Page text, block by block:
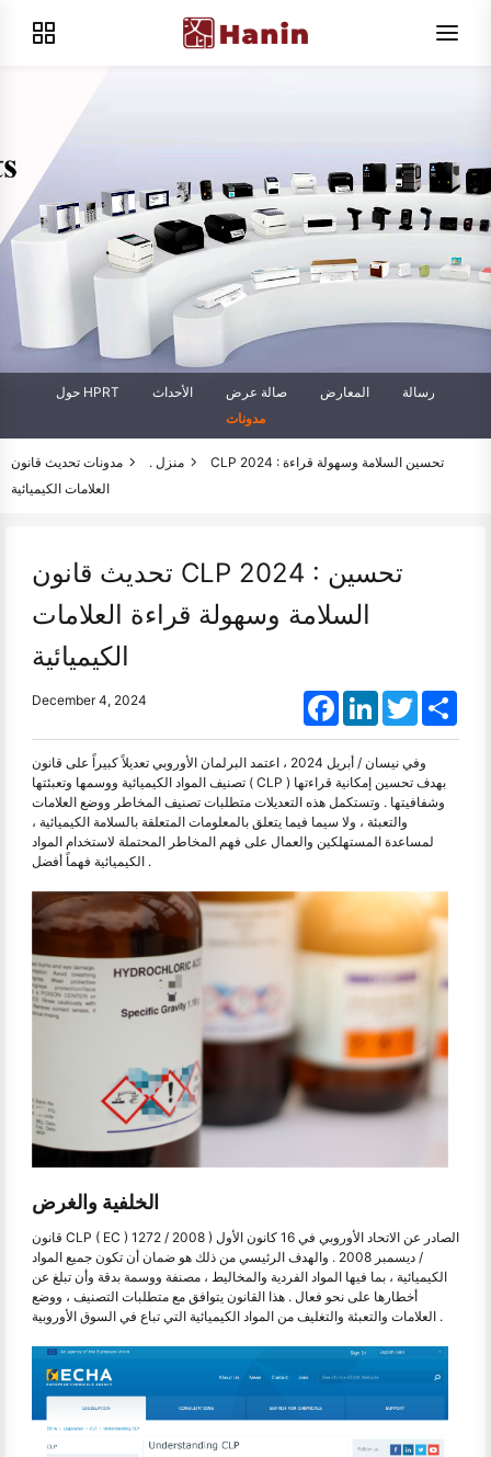
حول HPRT الأحداث صالة عرض المعارض
رسالة
مدونات
منزل . مدونات تحديث قانون CLP 2024 : تحسين السلامة وسهولة قراءة
العلامات الكيميائية
تحديث قانون CLP 2024 : تحسين
السلامة وسهولة قراءة العلامات
الكيميائية
December 4, 2024 FacebookLinkedInTwitter
وفي نيسان / أبريل 2024 ، اعتمد البرلمان الأوروبي تعديلاً كبيراً على قانون
تصنيف المواد الكيميائية ووسمها وتعبئتها ( CLP ) بهدف تحسين إمكانية قراءتها
وشفافيتها . وتستكمل هذه التعديلات متطلبات تصنيف المخاطر ووضع العلامات
والتعبئة ، ولا سيما فيما يتعلق بالمعلومات المتعلقة بالسلامة الكيميائية ،
لمساعدة المستهلكين والعمال على فهم المخاطر المحتملة لاستخدام المواد
الكيميائية فهماً أفضل .
الخلفية والغرض
قانون CLP ( EC ) 1272 / 2008 ) الصادر عن الاتحاد الأوروبي في 16 كانون الأول
/ ديسمبر 2008 . والهدف الرئيسي من ذلك هو ضمان أن تكون جميع المواد
الكيميائية ، بما فيها المواد الفردية والمخاليط ، مصنفة ووسمة بدقة وأن تبلغ عن
أخطارها على نحو فعال . هذا القانون يتوافق مع متطلبات التصنيف ، ووضع
العلامات والتعبئة والتغليف من المواد الكيميائية التي تباع في السوق الأوروبية .